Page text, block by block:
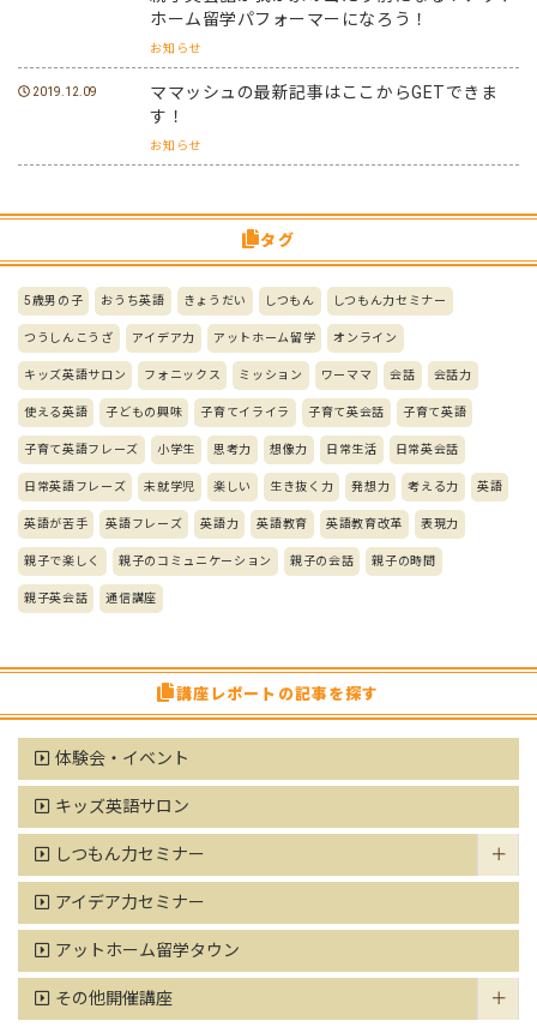
ホーム留学パフォーマーになろう！
お知らせ
2019.12.09
ママッシュの最新記事はここからGETできま
す！
お知らせ
タグ
5歳男の子 おうち英語 きょうだい しつもん しつもん力セミナー
つうしんこうざ アイデア力 アットホーム留学 オンライン
キッズ英語サロン フォニックス ミッション ワーママ 会話 会話力
使える英語 子どもの興味 子育てイライラ 子育て英会話 子育て英語
子育て英語フレーズ 小学生 思考力 想像力 日常生活 日常英会話
日常英語フレーズ 未就学児 楽しい 生き抜く力 発想力 考える力 英語
英語が苦手 英語フレーズ 英語力 英語教育 英語教育改革 表現力
親子で楽しく 親子のコミュニケーション 親子の会話 親子の時間
親子英会話 通信講座
講座レポートの記事を探す
体験会・イベント
キッズ英語サロン
しつもん力セミナー
アイデア力セミナー
アットホーム留学タウン
その他開催講座